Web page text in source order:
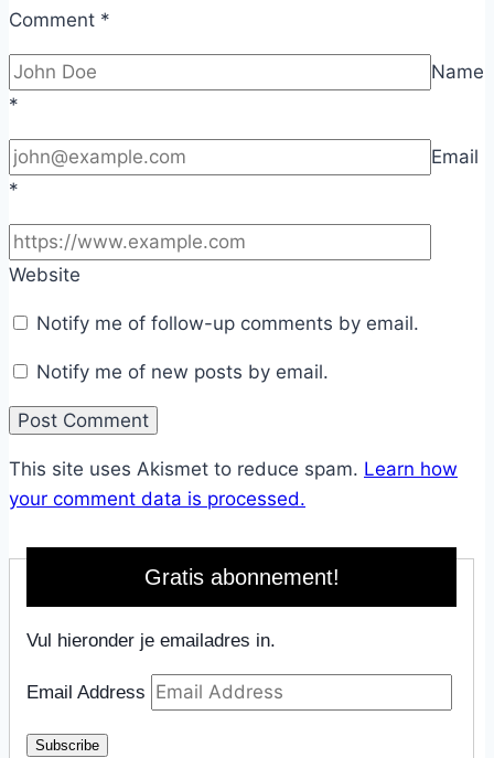
Comment *
Name
*
Email
*
Website
Notify me of follow-up comments by email.
Notify me of new posts by email.
This site uses Akismet to reduce spam. Learn how
your comment data is processed.
Gratis abonnement!
Vul hieronder je emailadres in.
Email Address
Subscribe